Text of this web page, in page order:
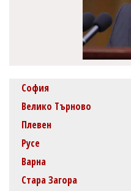
София
Велико Търново
Плевен
Русе
Варна
Стара Загора